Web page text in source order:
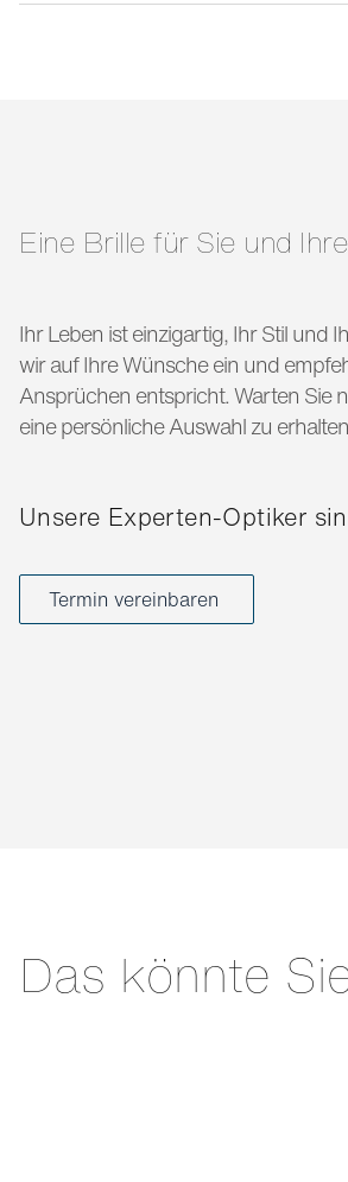
Eine Brille für Sie und
Ihr Leben ist einzigartig, Ihr Stil und
wir auf Ihre Wünsche ein und
Ansprüchen entspricht. Warten Sie
eine persönliche Auswahl zu
Unsere Experten-Optiker
Termin vereinbaren
Das könnte